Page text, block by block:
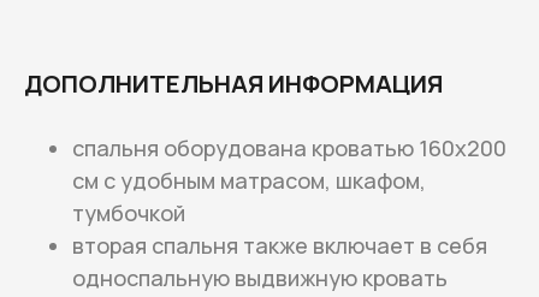
ДОПОЛНИТЕЛЬНАЯ ИНФОРМАЦИЯ
спальня оборудована кроватью 160х200
см с удобным матрасом, шкафом,
тумбочкой
вторая спальня также включает в себя
односпальную выдвижную кровать